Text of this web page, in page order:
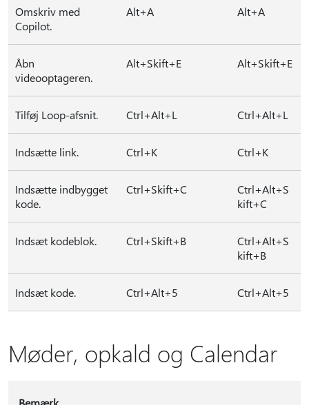
Omskriv med
Copilot.
Alt+A Alt+A
Åbn
videooptageren.
Alt+Skift+E Alt+Skift+E
Tilføj Loop-afsnit. Ctrl+Alt+L Ctrl+Alt+L
Indsætte link. Ctrl+K Ctrl+K
Indsætte indbygget
kode.
Ctrl+Skift+C
Ctrl+Alt+S
kift+C
Indsæt kodeblok. Ctrl+Skift+B
Ctrl+Alt+S
kift+B
Indsæt kode. Ctrl+Alt+5 Ctrl+Alt+5
Møder, opkald og Calendar